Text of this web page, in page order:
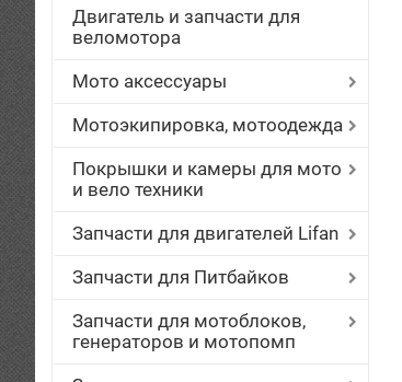
Двигатель и запчасти для
веломотора
Мото аксессуары
Мотоэкипировка, мотоодежда
Покрышки и камеры для мото
и вело техники
Запчасти для двигателей Lifan
Запчасти для Питбайков
Запчасти для мотоблоков,
генераторов и мотопомп